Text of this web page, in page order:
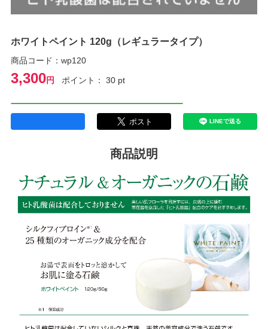
ホワイトペイント 120g（レギュラータイプ）
商品コード：wp120
3,300円 ポイント： 30 pt
商品説明